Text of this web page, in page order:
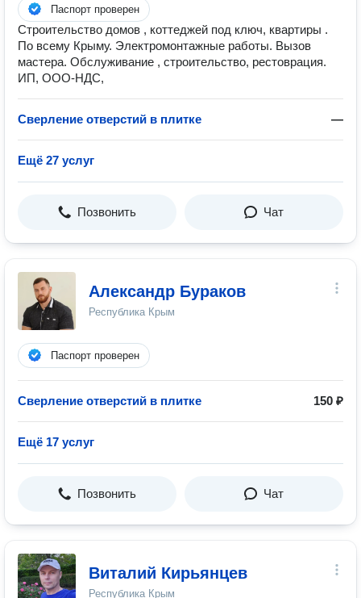
Паспорт проверен
Строительство домов , коттеджей под ключ, квартиры .
По всему Крыму. Электромонтажные работы. Вызов
мастера. Обслуживание , строительство, рестоврация.
ИП, ООО-НДС,
Сверление отверстий в плитке —
Ещё 27 услуг
Позвонить Чат
Александр Бураков
Республика Крым
Паспорт проверен
Сверление отверстий в плитке 150 ₽
Ещё 17 услуг
Позвонить Чат
Виталий Кирьянцев
Республика Крым